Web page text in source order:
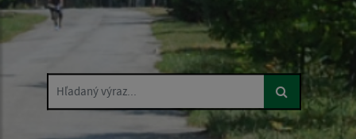
Hľadaný výraz...